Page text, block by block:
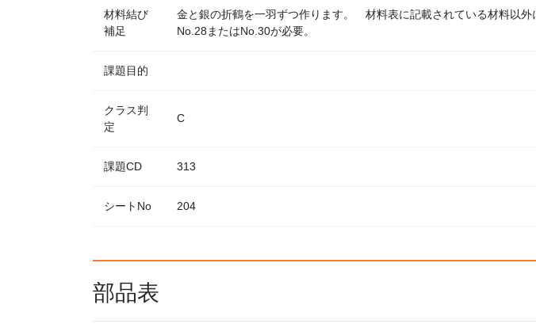
材料結び
補足
金と銀の折鶴を一羽ずつ作ります。 材料表に記載されている材料以外
No.28またはNo.30が必要。
課題目的
クラス判
定
C
課題CD 313
シートNo 204
部品表